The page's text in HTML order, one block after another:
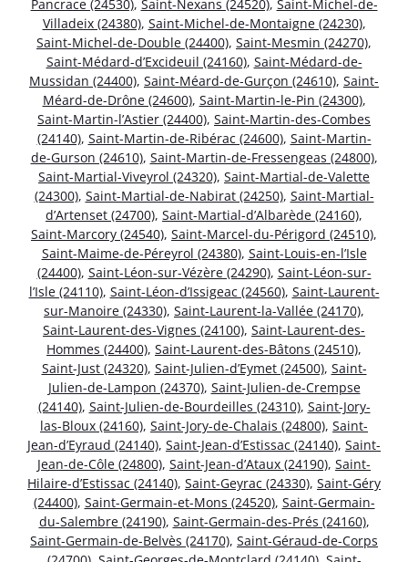
Pancrace (24530), Saint-Nexans (24520), Saint-Michel-de-
Villadeix (24380), Saint-Michel-de-Montaigne (24230),
Saint-Michel-de-Double (24400), Saint-Mesmin (24270),
Saint-Médard-d’Excideuil (24160), Saint-Médard-de-
Mussidan (24400), Saint-Méard-de-Gurçon (24610), Saint-
Méard-de-Drône (24600), Saint-Martin-le-Pin (24300),
Saint-Martin-l’Astier (24400), Saint-Martin-des-Combes
(24140), Saint-Martin-de-Ribérac (24600), Saint-Martin-
de-Gurson (24610), Saint-Martin-de-Fressengeas (24800),
Saint-Martial-Viveyrol (24320), Saint-Martial-de-Valette
(24300), Saint-Martial-de-Nabirat (24250), Saint-Martial-
d’Artenset (24700), Saint-Martial-d’Albarède (24160),
Saint-Marcory (24540), Saint-Marcel-du-Périgord (24510),
Saint-Maime-de-Péreyrol (24380), Saint-Louis-en-l’Isle
(24400), Saint-Léon-sur-Vézère (24290), Saint-Léon-sur-
l’Isle (24110), Saint-Léon-d’Issigeac (24560), Saint-Laurent-
sur-Manoire (24330), Saint-Laurent-la-Vallée (24170),
Saint-Laurent-des-Vignes (24100), Saint-Laurent-des-
Hommes (24400), Saint-Laurent-des-Bâtons (24510),
Saint-Just (24320), Saint-Julien-d’Eymet (24500), Saint-
Julien-de-Lampon (24370), Saint-Julien-de-Crempse
(24140), Saint-Julien-de-Bourdeilles (24310), Saint-Jory-
las-Bloux (24160), Saint-Jory-de-Chalais (24800), Saint-
Jean-d’Eyraud (24140), Saint-Jean-d’Estissac (24140), Saint-
Jean-de-Côle (24800), Saint-Jean-d’Ataux (24190), Saint-
Hilaire-d’Estissac (24140), Saint-Geyrac (24330), Saint-Géry
(24400), Saint-Germain-et-Mons (24520), Saint-Germain-
du-Salembre (24190), Saint-Germain-des-Prés (24160),
Saint-Germain-de-Belvès (24170), Saint-Géraud-de-Corps